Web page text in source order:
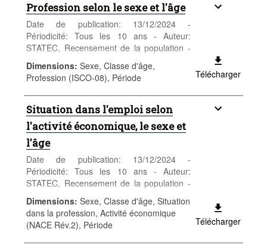
Profession selon le sexe et l'âge
Date de publication: 13/12/2024 -
Périodicité: Tous les 10 ans - Auteur:
STATEC, Recensement de la population -
Catégorie: Population et emploi -
Population - Mots-clés: population, sexe,
âge, nationalité, recensement,
démographie
Dimensions: Sexe, Classe d'âge,
Profession (ISCO-08), Période
Télécharger
Situation dans l'emploi selon
l'activité économique, le sexe et
l'âge
Date de publication: 13/12/2024 -
Périodicité: Tous les 10 ans - Auteur:
STATEC, Recensement de la population -
Catégorie: Population et emploi -
Population - Mots-clés: population, sexe,
âge, nationalité, recensement,
démographie
Dimensions: Sexe, Classe d'âge, Situation
dans la profession, Activité économique
(NACE Rév.2), Période
Télécharger